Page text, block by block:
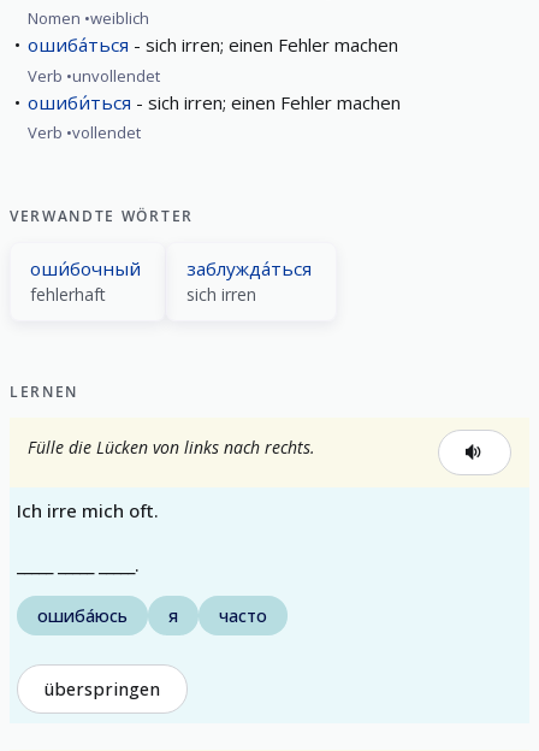
Nomen weiblich
ошиба́ться sich irren; einen Fehler machen
Verb unvollendet
ошиби́ться sich irren; einen Fehler machen
Verb vollendet
VERWANDTE WÖRTER
оши́бочный
fehlerhaft
заблужда́ться
sich irren
LERNEN
Fülle die Lücken von links nach rechts.
Ich irre mich oft.
_____ _____ _____.
ошиба́юсь я часто
überspringen